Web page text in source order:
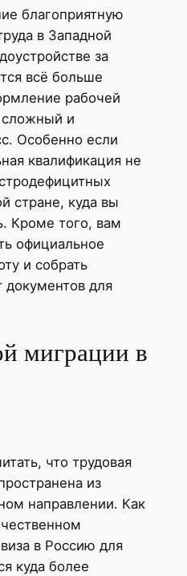
благоприятную
в Западной
за
всё больше
рабочей
сложный и
Особенно если
квалификация не
стране, куда вы
Кроме того, вам
официальное
и собрать
документов для
миграции в
что трудовая
из
направлении. Как
в Россию для
куда более